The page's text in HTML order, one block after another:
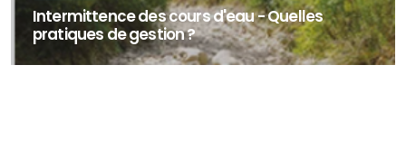
Intermittence des cours d'eau - Quelles
pratiques de gestion ?
Plus de la moitié du réseau hydrographique mondial est concerné